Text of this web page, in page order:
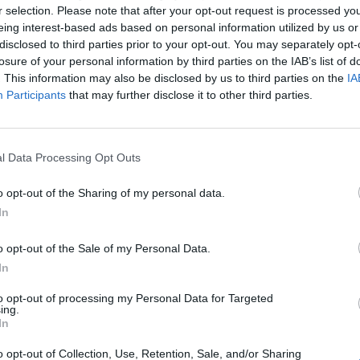
selection. Please note that after your opt-out request is processed
interest-based ads based on personal information utilized by us
to third parties prior to your opt-out. You may separately
of your personal information by third parties on the IAB’s list of
This information may also be disclosed by us to third parties on the
Participants that may further disclose it to other third parties.
Data Processing Opt Outs
opt-out of the Sharing of my personal data.
opt-out of the Sale of my Personal Data.
opt-out of processing my Personal Data for Targeted
opt-out of Collection, Use, Retention, Sale, and/or Sharing
meg első állandó üzleteit Franciaországban a
egyáltalán nem boldogok - írja a Reuters. A kínai
Grands Magasins (SGM) áruházlánccal kötött
in-shop" üzleteket a párizsi BHV áruházban és öt
mert a Shein eddig csak ideiglenes, úgynevezett pop-up
majd áruházaikba. Ugyanaz a vásárló akár egy Shein
ugyanazon a napon. - tette hozzá. Az olcsó...
portfolio.hu hírarchívumához tartozik, melynek olvasása